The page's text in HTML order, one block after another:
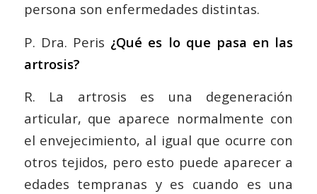
persona son enfermedades distintas.
P. Dra. Peris ¿Qué es lo que pasa en las
artrosis?
R. La artrosis es una degeneración
articular, que aparece normalmente con
el envejecimiento, al igual que ocurre con
otros tejidos, pero esto puede aparecer a
edades tempranas y es cuando es una